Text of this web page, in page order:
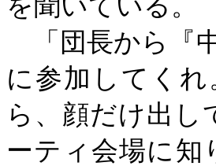
を聞いている。
「団長から『
に参加してくれ
ら、顔だけ出
ーティ会場に知